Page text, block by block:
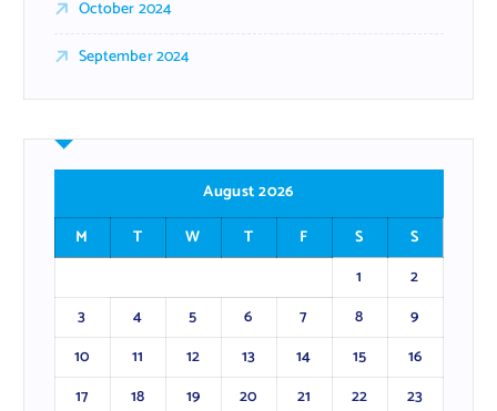
October 2024
September 2024
August 2026
M
T W T F S
S
1
2
3
4 5 6 7 8
9
10
11 12 13 14 15
16
17
18 19 20 21 22
23